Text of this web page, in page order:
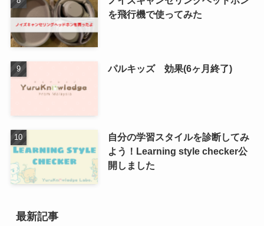
を飛行機で使ってみた
パルキッズ 効果(6ヶ月終了)
自分の学習スタイルを診断してみ
よう！Learning style checker公
開しました
最新記事